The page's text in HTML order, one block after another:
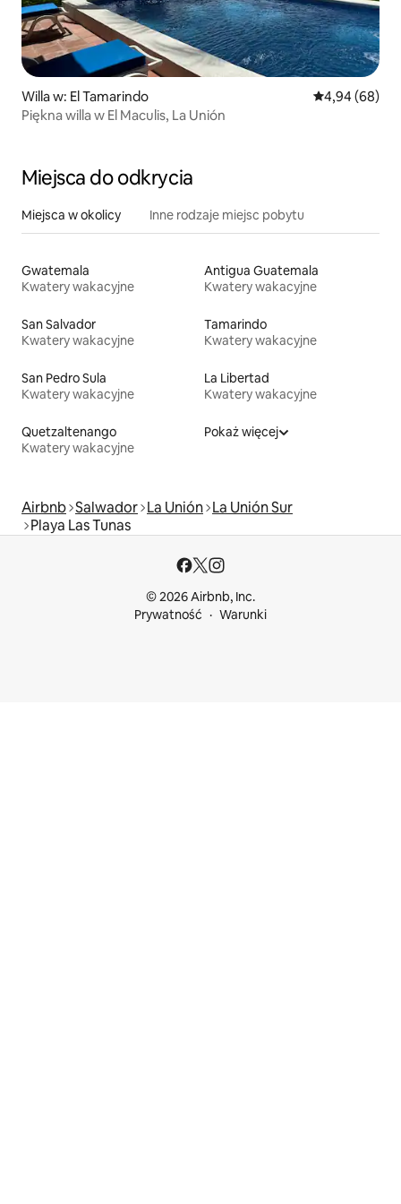
Willa w: El Tamarindo Średnia
4,94 (68)
Piękna willa w El Maculis, La Unión
Miejsca do odkrycia
Miejsca w okolicy Inne rodzaje miejsc pobytu
Gwatemala
Kwatery wakacyjne
Antigua Guatemala
Kwatery wakacyjne
San Salvador
Kwatery wakacyjne
Tamarindo
Kwatery wakacyjne
San Pedro Sula
Kwatery wakacyjne
La Libertad
Kwatery wakacyjne
Quetzaltenango
Kwatery wakacyjne
Pokaż więcej
Airbnb Salwador La Unión La Unión Sur
Playa Las Tunas
© 2026 Airbnb, Inc.
Prywatność
Warunki